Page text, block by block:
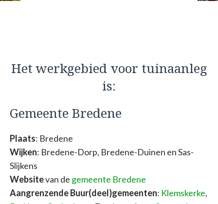
Het werkgebied voor tuinaanleg
is:
Gemeente Bredene
Plaats: Bredene
Wijken: Bredene-Dorp, Bredene-Duinen en Sas-
Slijkens
Websitevan de gemeente Bredene
Aangrenzende Buur(deel)gemeenten: Klemskerke,